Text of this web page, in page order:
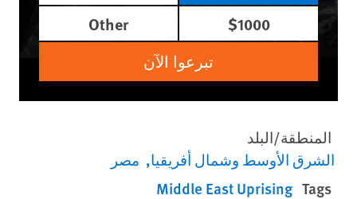
$1000
Other
تبرعوا الآن
المنطقة/البلد
الشرق الأوسط وشمال أفريقيا مصر
Tags
Middle East Uprising